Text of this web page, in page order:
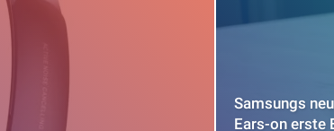
Samsungs
Ears-on erste